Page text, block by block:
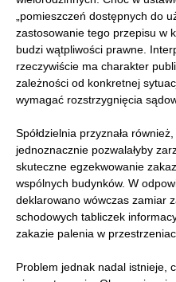
„pomieszczeń dostępnych do
zastosowanie tego przepisu w
budzi wątpliwości prawne.
rzeczywiście ma charakter
zależności od konkretnej
wymagać rozstrzygnięcia
Spółdzielnia przyznała
jednoznacznie pozwalałyby
skuteczne egzekwowanie
wspólnych budynków. W
deklarowano wówczas zamiar
schodowych tabliczek
zakazie palenia w
Problem jednak nadal istnieje,